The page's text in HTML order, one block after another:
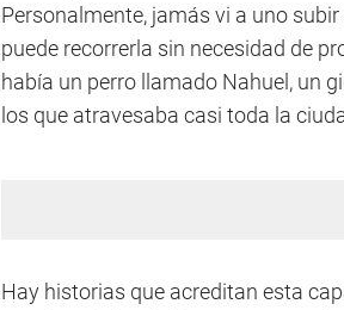
Personalmente, jamás vi a uno
puede recorrerla sin necesidad de
había un perro llamado Nahuel, un
los que atravesaba casi toda la
Hay historias que acreditan esta